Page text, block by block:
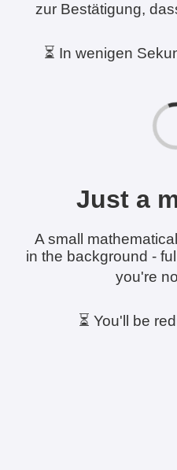
zur Bestätigung,
⏳ In wenigen
Just a
A small
in the background -
you're
⏳ You'll be